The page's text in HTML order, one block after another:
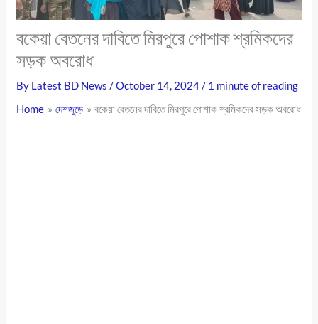
বকেয়া বেতনের দাবিতে মিরপুরে পোশাক শ্রমিকদের
সড়ক অবরোধ
By Latest BD News/October 14, 2024/ 1 minute of reading
Home
দেশজুড়ে বকেয়া বেতনের দাবিতে মিরপুরে পোশাক শ্রমিকদের সড়ক অবরোধ